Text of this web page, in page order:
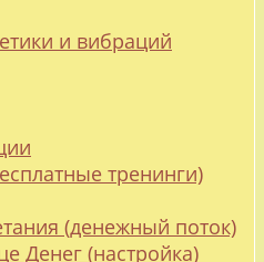
и вибраций
тренинги)
(денежный поток)
Денег (настройка)